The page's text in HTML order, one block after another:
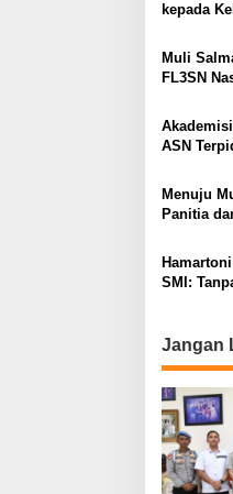
kepada
Muli
FL3SN
ASN
Menuju
Panitia
SMI:
Jangan